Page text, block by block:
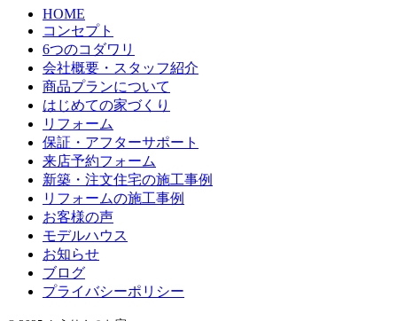
HOME
コンセプト
6つのコダワリ
会社概要・スタッフ紹介
商品プランについて
はじめての家づくり
リフォーム
保証・アフターサポート
来店予約フォーム
新築・注文住宅の施工事例
リフォームの施工事例
お客様の声
モデルハウス
お知らせ
ブログ
プライバシーポリシー